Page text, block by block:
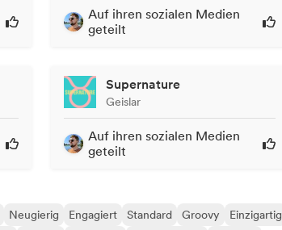
Auf ihren sozialen Medien
geteilt
Supernature
Geislar
Auf ihren sozialen Medien
geteilt
Neugierig Engagiert Standard Groovy
Einzigartig